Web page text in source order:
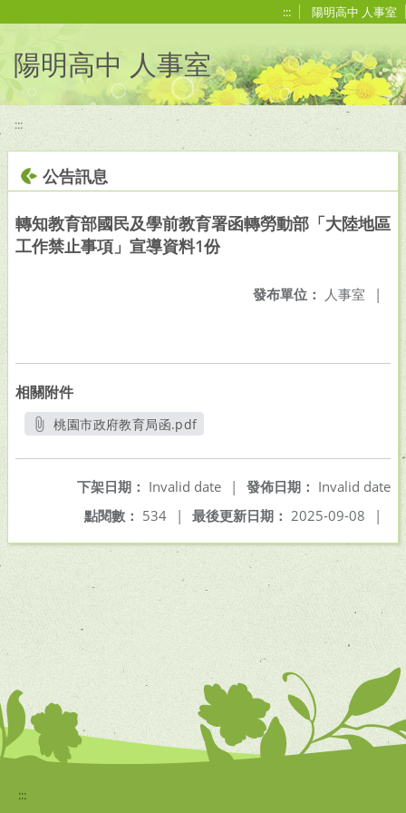
::: 陽明高中 人事室
陽明高中 人事室
:::
公告訊息
轉知教育部國民及學前教育署函轉勞動部「大陸地區
工作禁止事項」宣導資料1份
發布單位： 人事室 |
相關附件
桃園市政府教育局函.pdf
發佈日期： Invalid date
下架日期： Invalid date
|
最後更新日期： 2025-09-08 |
點閱數： 534 |
:::